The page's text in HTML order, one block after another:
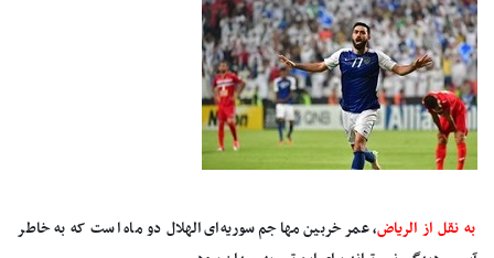
به نقل از الریاض، عمر خربین مهاجم سوریه‌ای الهلال دو ماه است که به خاطر